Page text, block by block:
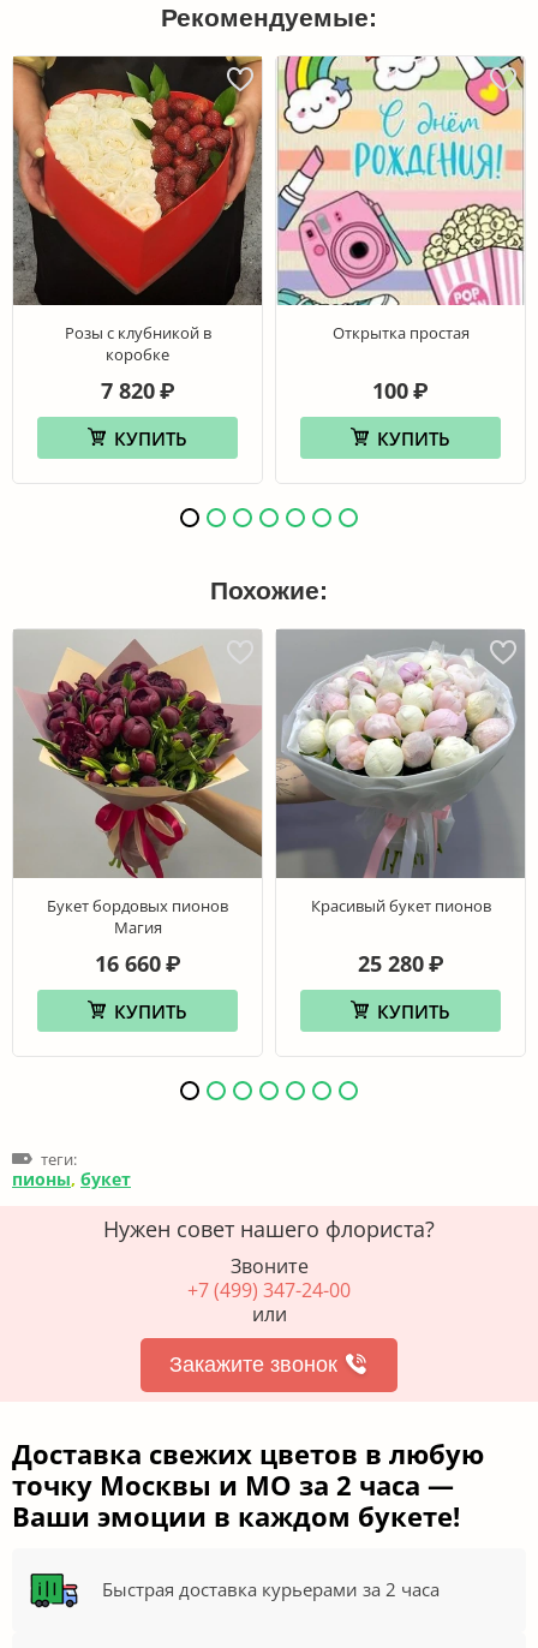
Рекомендуемые:
Розы с клубникой в
коробке
7 820 ₽
КУПИТЬ
Открытка простая
100₽
КУПИТЬ
Похожие:
Букет бордовых пионов
Магия
16 660 ₽
КУПИТЬ
Красивый букет пионов
25 280 ₽
КУПИТЬ
теги:
пионы, букет
Нужен совет нашего флориста?
Звоните
+7 (499) 347-24-00
или
Закажите звонок
Доставка свежих цветов в любую
точку Москвы и МО за 2 часа —
Ваши эмоции в каждом букете!
Быстрая доставка курьерами за 2 часа